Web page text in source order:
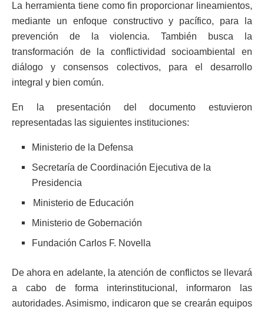
La herramienta tiene como fin proporcionar lineamientos,
mediante un enfoque constructivo y pacífico, para la
prevención de la violencia. También busca la
transformación de la conflictividad socioambiental en
diálogo y consensos colectivos, para el desarrollo
integral y bien común.
En la presentación del documento estuvieron
representadas las siguientes instituciones:
Ministerio de la Defensa
Secretaría de Coordinación Ejecutiva de la
Presidencia
Ministerio de Educación
Ministerio de Gobernación
Fundación Carlos F. Novella
De ahora en adelante, la atención de conflictos se llevará
a cabo de forma interinstitucional, informaron las
autoridades. Asimismo, indicaron que se crearán equipos